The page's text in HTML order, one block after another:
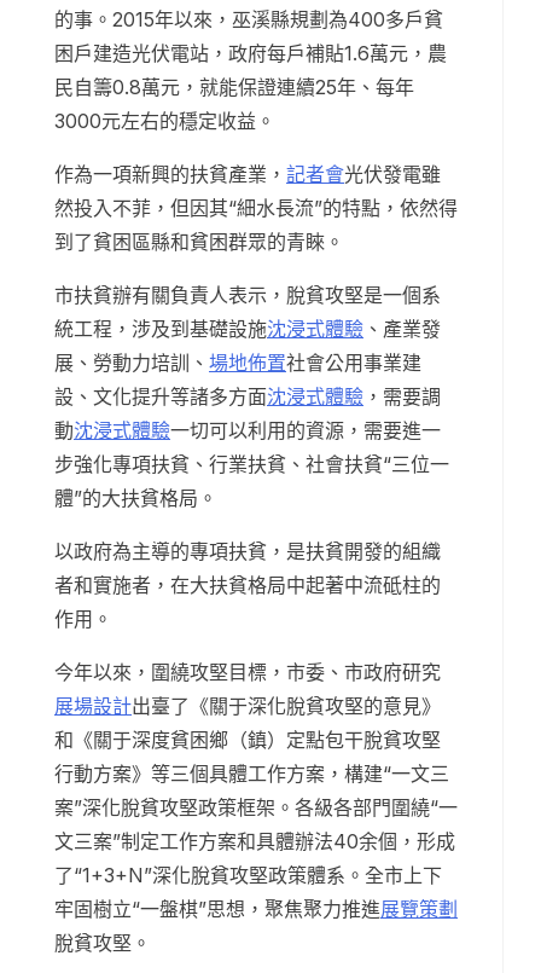
的事。2015年以來，巫溪縣規劃為400多戶貧
困戶建造光伏電站，政府每戶補貼1.6萬元，農
民自籌0.8萬元，就能保證連續25年、每年
3000元左右的穩定收益。
作為一項新興的扶貧產業， 記者會光伏發電雖
然投入不菲，但因其“細水長流”的特點，依然得
到了貧困區縣和貧困群眾的青睞。
市扶貧辦有關負責人表示，脫貧攻堅是一個系
統工程，涉及到基礎設施沈浸式體驗 、產業發
展、勞動力培訓、 場地佈置社會公用事業建
設、文化提升等諸多方面沈浸式體驗 ，需要調
動沈浸式體驗一切可以利用的資源，需要進一
步強化專項扶貧、行業扶貧、社會扶貧“三位一
體”的大扶貧格局。
以政府為主導的專項扶貧，是扶貧開發的組織
者和實施者，在大扶貧格局中起著中流砥柱的
作用。
今年以來，圍繞攻堅目標，市委、市政府研究
展場設計出臺了《關于深化脫貧攻堅的意見》
和《關于深度貧困鄉（鎮）定點包干脫貧攻堅
行動方案》等三個具體工作方案，構建“一文三
案”深化脫貧攻堅政策框架。各級各部門圍繞“一
文三案”制定工作方案和具體辦法40余個，形成
了“1+3+N”深化脫貧攻堅政策體系。全市上下
牢固樹立“一盤棋”思想，聚焦聚力推進展覽策劃
脫貧攻堅。